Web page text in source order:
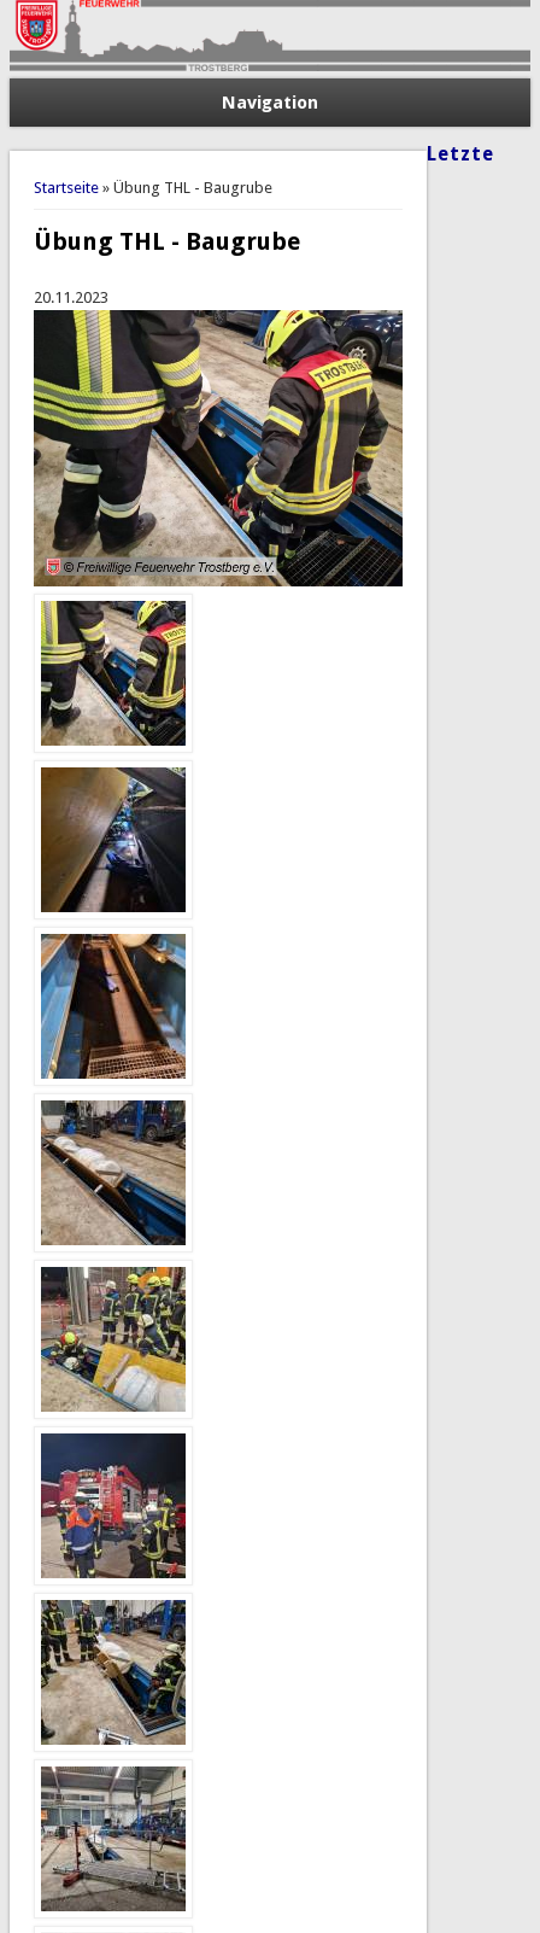
Navigation
Sie sind hier
Startseite» Übung THL - Baugrube
Übung THL - Baugrube
20.11.2023
Letzte